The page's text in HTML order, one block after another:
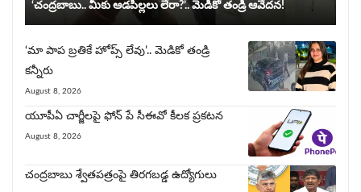
‘చంద్రబాబు.. మీకు ఆడపిల్లలు లేరా?’.. మెడికో తండ్రి ఆవేదన!
‘మా పాప బ్రతికే హోప్స్ లేవు’.. మెడికో తండ్రి
కన్నీరు
August 8, 2026
యూపీఏ చార్జీల‌పై ఫోన్ పే సీఈవో కీల‌క ప్ర‌క‌ట‌న‌
August 8, 2026
చంద్రబాబు శ్వేతపత్రంపై తిర‌గ‌బ‌డ్డ ఉద్యోగులు